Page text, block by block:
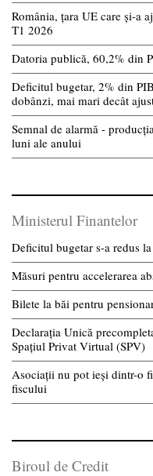
România, țara UE care și-a
T1 2026
Datoria publică, 60,2% din
Deficitul bugetar, 2% din
dobânzi, mai mari decât
Semnal de alarmă -
luni ale anului
Ministerul Finantelor
Deficitul bugetar s-a redus
Măsuri pentru accelerarea
Bilete la băi pentru
Declarația Unică
Spațiul Privat Virtual (SPV)
Asociații nu pot ieși dintr-o
fiscului
Biroul de Credit